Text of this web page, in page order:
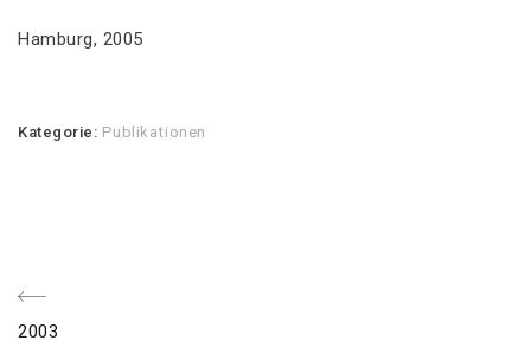
Hamburg, 2005
Kategorie: Publikationen
Beitragsnavigation
voriger
2003